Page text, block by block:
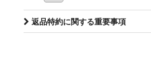
返品特約に関する重要事項